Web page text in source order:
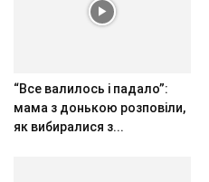
“Все валилось і падало”:
мама з донькою розповіли,
як вибиралися з...